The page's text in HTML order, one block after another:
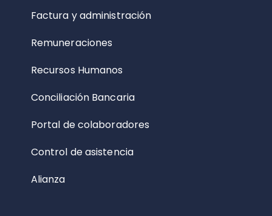
Factura y administración
Remuneraciones
Recursos Humanos
Conciliación Bancaria
Portal de colaboradores
Control de asistencia
Alianza